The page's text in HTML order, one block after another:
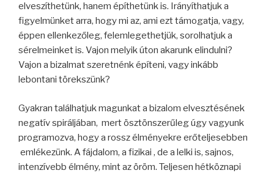
elveszíthetünk, hanem építhetünk is. Irányíthatjuk a
figyelmünket arra, hogy mi az, ami ezt támogatja, vagy,
éppen ellenkezőleg, felemlegethetjük, sorolhatjuk a
sérelmeinket is. Vajon melyik úton akarunk elindulni?
Vajon a bizalmat szeretnénk építeni, vagy inkább
lebontani törekszünk?
Gyakran találhatjuk magunkat a bizalom elvesztésének
negatív spiráljában, mert ösztönszerűleg úgy vagyunk
programozva, hogy a rossz élményekre erőteljesebben
emlékezünk. A fájdalom, a fizikai , de a lelki is, sajnos,
intenzívebb élmény, mint az öröm. Teljesen hétköznapi